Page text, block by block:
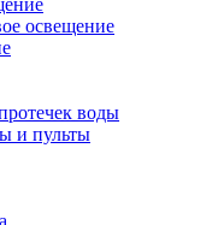
освещение
воды
и пульты